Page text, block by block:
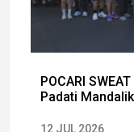
POCARI
Padati
12 JUL 2026